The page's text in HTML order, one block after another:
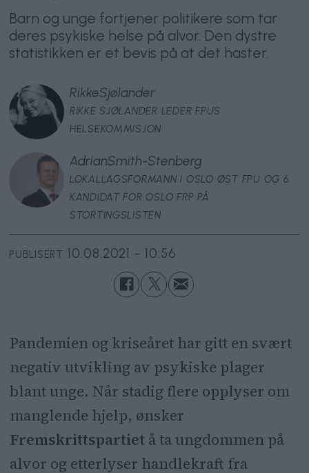
Barn og unge fortjener politikere som tar
deres psykiske helse på alvor. Den dystre
statistikken er et bevis på at det haster.
RikkeSjølander
RIKKE SJØLANDER LEDER FPUS
HELSEKOMMISJON
AdrianSmith-Stenberg
LOKALLAGSFORMANN I OSLO ØST FPU OG 6.
KANDIDAT FOR OSLO FRP PÅ
STORTINGSLISTEN
PUBLISERT 10.08.2021 - 10:56
Pandemien og kriseåret har gitt en svært
negativ utvikling av psykiske plager
blant unge. Når stadig flere opplyser om
manglende hjelp, ønsker
Fremskrittspartiet å ta ungdommen på
alvor og etterlyser handlekraft fra